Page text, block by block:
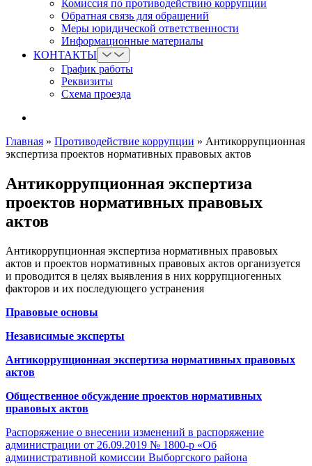
Комиссия по противодействию коррупции
Обратная связь для обращений
Меры юридической ответственности
Информационные материалы
КОНТАКТЫ
График работы
Реквизиты
Схема проезда
Главная » Противодействие коррупции » Антикоррупционная
экспертиза проектов нормативных правовых актов
Антикоррупционная экспертиза
проектов нормативных правовых
актов
Антикоррупционная экспертиза нормативных правовых
актов и проектов нормативных правовых актов организуется
и проводится в целях выявления в них коррупциогенных
факторов и их последующего устранения
Правовые основы
Независимые эксперты
Антикоррупционная экспертиза нормативных правовых
актов
Общественное обсуждение проектов нормативных
правовых актов
Распоряжение о внесении изменений в распоряжение
администрации от 26.09.2019 № 1800-р «Об
административной комиссии Выборгского района